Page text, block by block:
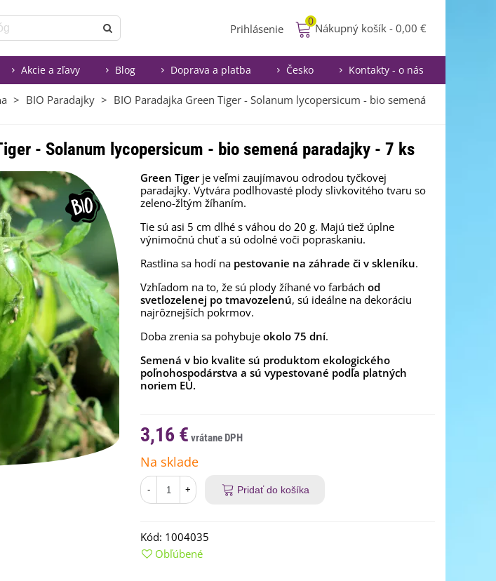
Prihlásenie
0
Nákupný košík - 0,00 €
Akcie a zľavy Blog Doprava a platba Česko Kontakty - o nás
> BIO Paradajky > BIO Paradajka Green Tiger - Solanum lycopersicum - bio semená
- Solanum lycopersicum - bio semená paradajky - 7 ks
Green Tigerje veľmi zaujímavou odrodou tyčkovej
paradajky. Vytvára podlhovasté plody slivkovitého tvaru so
zeleno-žltým žíhaním.
Tie sú asi 5 cm dlhé s váhou do 20 g. Majú tiež úplne
výnimočnú chuť a sú odolné voči popraskaniu.
Rastlina sa hodí na pestovanie na záhrade či v skleníku.
Vzhľadom na to, že sú plody žíhané vo farbách od
svetlozelenej po tmavozelenú, sú ideálne na dekoráciu
najrôznejších pokrmov.
Doba zrenia sa pohybuje okolo 75 dní.
Semená v bio kvalite sú produktom ekologického
poľnohospodárstva a sú vypestované podľa platných
noriem EÚ.
3,16 €
Na sklade
- + Pridať do košíka
Kód: 1004035
Obľúbené